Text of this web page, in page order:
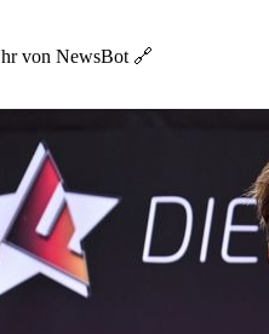
von NewsBot 🔗